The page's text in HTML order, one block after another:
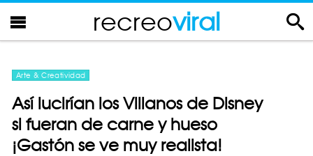
recreoviral
Arte & Creatividad
Así lucirían los Villanos de Disney
si fueran de carne y hueso
¡Gastón se ve muy realista!